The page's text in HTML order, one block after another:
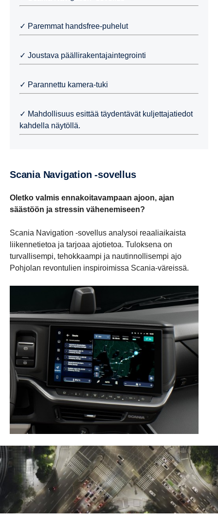
✓ Paremmat handsfree-puhelut
✓ Joustava päällirakentajaintegrointi
✓ Parannettu kamera-tuki
✓ Mahdollisuus esittää täydentävät kuljettajatiedot
kahdella näytöllä.
Scania Navigation -sovellus
Oletko valmis ennakoitavampaan ajoon, ajan
säästöön ja stressin vähenemiseen?
Scania Navigation -sovellus analysoi reaaliaikaista
liikennetietoa ja tarjoaa ajotietoa. Tuloksena on
turvallisempi, tehokkaampi ja nautinnollisempi ajo
Pohjolan revontulien inspiroimissa Scania-väreissä.